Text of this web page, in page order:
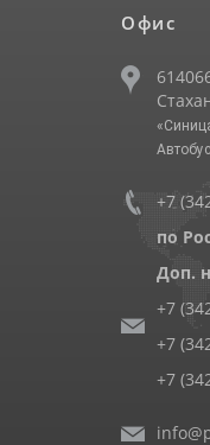
Офис
+7
по
Доп.
+7
+7
+7